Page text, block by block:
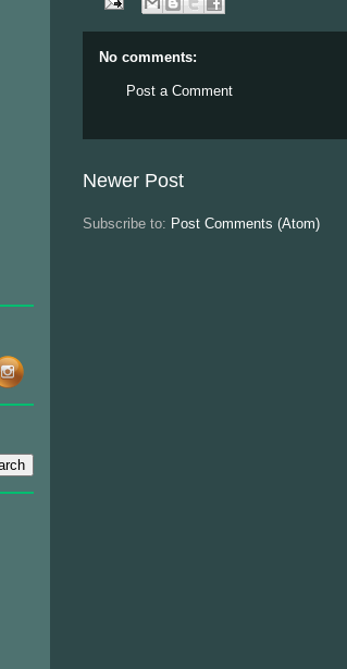
No comments:
Post a Comment
Newer Post
Subscribe to: Post Comments (Atom)